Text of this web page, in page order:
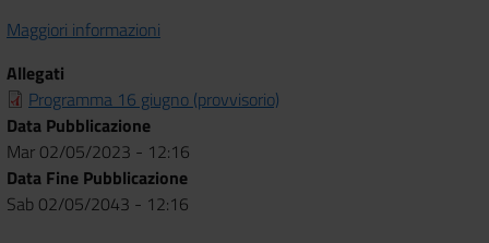
Maggiori informazioni
Allegati
Programma 16 giugno (provvisorio)
Data Pubblicazione
Mar 02/05/2023 - 12:16
Data Fine Pubblicazione
Sab 02/05/2043 - 12:16